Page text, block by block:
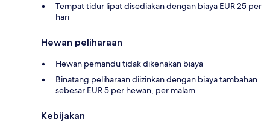
Tempat tidur lipat disediakan dengan biaya EUR 25 per
hari
Hewan peliharaan
Hewan pemandu tidak dikenakan biaya
Binatang peliharaan diizinkan dengan biaya tambahan
sebesar EUR 5 per hewan, per malam
Kebijakan